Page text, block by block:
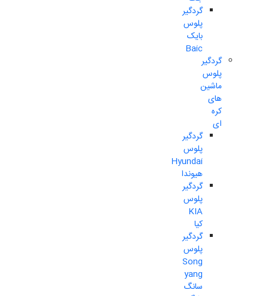
گردگیر
پلوس
بایک
Baic
گردگیر
پلوس
ماشین
های
کره
ای
گردگیر
پلوس
Hyundai
هیوندا
گردگیر
پلوس
KIA
کیا
گردگیر
پلوس
Song
yang
سانگ